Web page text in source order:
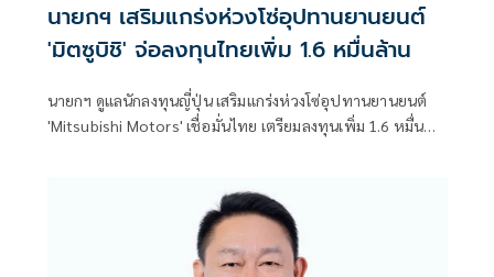
นายกฯ เสริมแกร่งห่วงโซ่อุปทานยานยนต์
'มิตซูบิชิ' จ่อลงทุนไทยเพิ่ม 1.6 หมื่นล้าน
นายกฯ ดูแลนักลงทุนญี่ปุ่น เสริมแกร่งห่วงโซ่อุปทานยานยนต์
'Mitsubishi Motors' เชื่อมั่นไทย เตรียมลงทุนเพิ่ม 1.6 หมื่น